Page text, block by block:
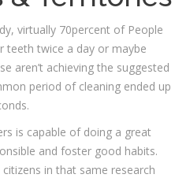
virtually 70percent of People
teeth twice a day or maybe
aren’t achieving the suggested
period of cleaning ended up
is capable of doing a great
and foster good habits.
in that same research